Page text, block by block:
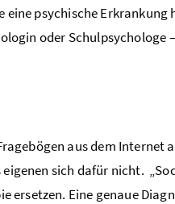
psychische Erkrankung
oder Schulpsychologe
aus dem Internet
sich dafür nicht.
Eine genaue